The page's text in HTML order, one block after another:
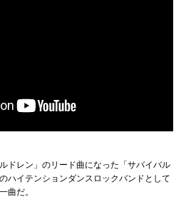
ドレン」のリード曲になった「サバイバル
ハイテンションダンスロックバンドとして
曲だ。